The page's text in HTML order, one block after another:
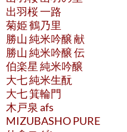
出羽桜 一路
菊姫 鶴乃里
勝山 純米吟醸 献
勝山 純米吟醸 伝
伯楽星 純米吟醸
大七 純米生酛
大七 箕輪門
木戸泉 afs
MIZUBASHO PURE